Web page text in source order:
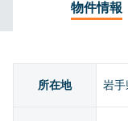
物件情報
所在地 岩